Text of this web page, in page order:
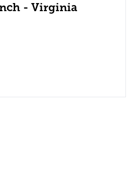
- Virginia